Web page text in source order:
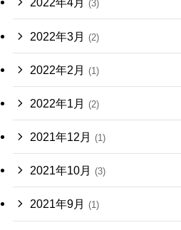
(3)
2022年3月 (2)
2022年2月 (1)
2022年1月 (2)
2021年12月 (1)
2021年10月 (3)
2021年9月 (1)